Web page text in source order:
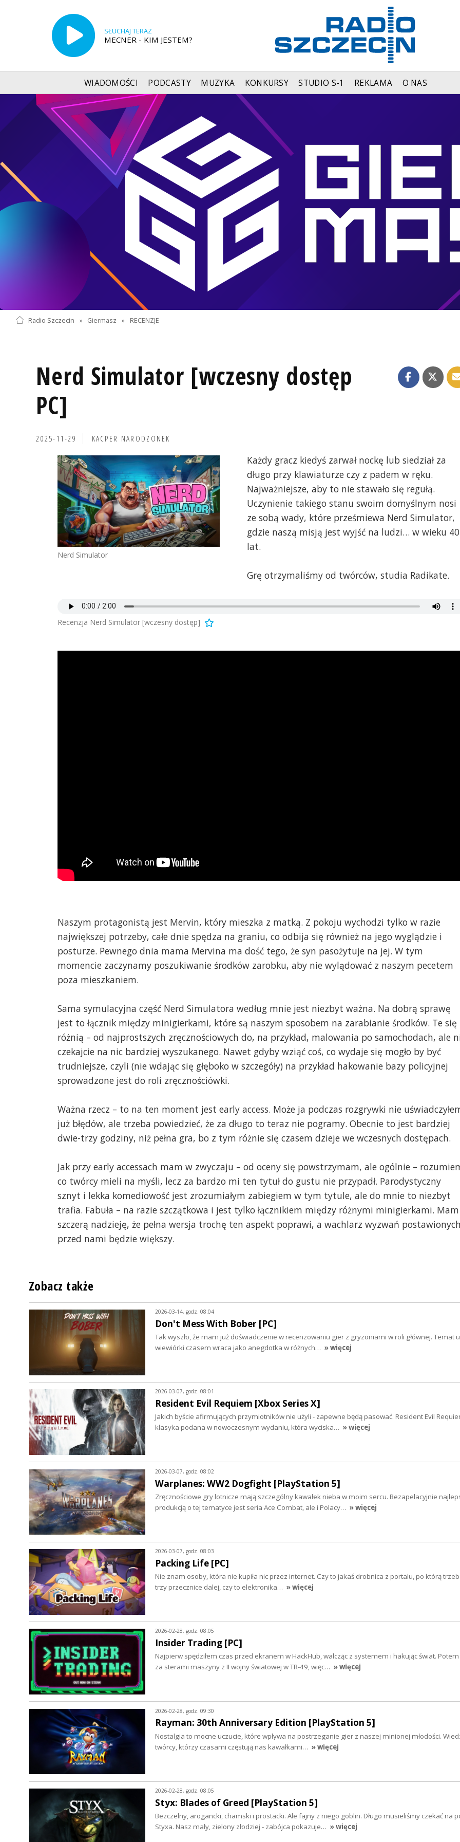
SŁUCHAJ TERAZ
MECNER - KIM JESTEM?
WIADOMOŚCI PODCASTY MUZYKA KONKURSY STUDIO S-1 REKLAMA O NAS
Radio Szczecin » Giermasz » RECENZJE
Nerd Simulator [wczesny dostęp
PC]
2025-11-29 KACPER NARODZONEK
Nerd Simulator
Każdy gracz kiedyś zarwał nockę lub siedział za
długo przy klawiaturze czy z padem w ręku.
Najważniejsze, aby to nie stawało się regułą.
Uczynienie takiego stanu swoim domyślnym nosi
ze sobą wady, które prześmiewa Nerd Simulator,
gdzie naszą misją jest wyjść na ludzi… w wieku 40
lat.
Grę otrzymaliśmy od twórców, studia Radikate.
Recenzja Nerd Simulator [wczesny dostęp]
Naszym protagonistą jest Mervin, który mieszka z matką. Z pokoju wychodzi tylko w razie
największej potrzeby, całe dnie spędza na graniu, co odbija się również na jego wyglądzie i
posturze. Pewnego dnia mama Mervina ma dość tego, że syn pasożytuje na jej. W tym
momencie zaczynamy poszukiwanie środków zarobku, aby nie wylądować z naszym pecetem
poza mieszkaniem.
Sama symulacyjna część Nerd Simulatora według mnie jest niezbyt ważna. Na dobrą sprawę
jest to łącznik między minigierkami, które są naszym sposobem na zarabianie środków. Te się
różnią – od najprostszych zręcznościowych do, na przykład, malowania po samochodach, ale
czekajcie na nic bardziej wyszukanego. Nawet gdyby wziąć coś, co wydaje się mogło by być
trudniejsze, czyli (nie wdając się głęboko w szczegóły) na przykład hakowanie bazy policyjnej
sprowadzone jest do roli zręcznościówki.
Ważna rzecz – to na ten moment jest early access. Może ja podczas rozgrywki nie
już błędów, ale trzeba powiedzieć, że za długo to teraz nie pogramy. Obecnie to jest bardziej
dwie-trzy godziny, niż pełna gra, bo z tym różnie się czasem dzieje we wczesnych dostępach.
Jak przy early accessach mam w zwyczaju – od oceny się powstrzymam, ale ogólnie –
co twórcy mieli na myśli, lecz za bardzo mi ten tytuł do gustu nie przypadł. Parodystyczny
sznyt i lekka komediowość jest zrozumiałym zabiegiem w tym tytule, ale do mnie to niezbyt
trafia. Fabuła – na razie szczątkowa i jest tylko łącznikiem między różnymi minigierkami. Mam
szczerą nadzieję, że pełna wersja trochę ten aspekt poprawi, a wachlarz wyzwań postawionych
przed nami będzie większy.
Zobacz także
2026-03-14, godz. 08:04
Don't Mess With Bober [PC]
Tak wyszło, że mam już doświadczenie w recenzowaniu gier z gryzoniami w roli głównej. Temat
wiewiórki czasem wraca jako anegdotka w różnych… » więcej
2026-03-07, godz. 08:01
Resident Evil Requiem [Xbox Series X]
Jakich byście afirmujących przymiotników nie użyli - zapewne będą pasować. Resident Evil
klasyka podana w nowoczesnym wydaniu, która wyciska… » więcej
2026-03-07, godz. 08:02
Warplanes: WW2 Dogfight [PlayStation 5]
Zręcznościowe gry lotnicze mają szczególny kawałek nieba w moim sercu. Bezapelacyjnie
produkcją o tej tematyce jest seria Ace Combat, ale i Polacy… » więcej
2026-03-07, godz. 08:03
Packing Life [PC]
Nie znam osoby, która nie kupiła nic przez internet. Czy to jakaś drobnica z portalu, po którą
trzy przecznice dalej, czy to elektronika… » więcej
2026-02-28, godz. 08:05
Insider Trading [PC]
Najpierw spędziłem czas przed ekranem w HackHub, walcząc z systemem i hakując świat. Potem
za sterami maszyny z II wojny światowej w TR-49, więc… » więcej
2026-02-28, godz. 09:30
Rayman: 30th Anniversary Edition [PlayStation 5]
Nostalgia to mocne uczucie, które wpływa na postrzeganie gier z naszej minionej młodości.
twórcy, którzy czasami częstują nas kawałkami… » więcej
2026-02-28, godz. 08:05
Styx: Blades of Greed [PlayStation 5]
Bezczelny, arogancki, chamski i prostacki. Ale fajny z niego goblin. Długo musieliśmy czekać na
Styxa. Nasz mały, zielony złodziej - zabójca pokazuje… » więcej